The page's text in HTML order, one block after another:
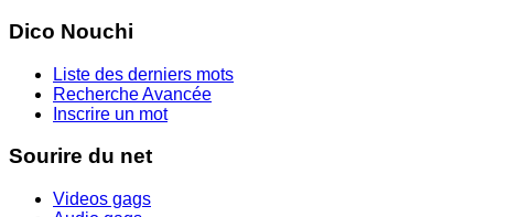
Dico Nouchi
Liste des derniers mots
Recherche Avancée
Inscrire un mot
Sourire du net
Videos gags